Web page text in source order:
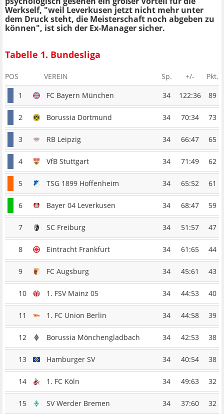
Werkself, "weil Leverkusen jetzt nicht mehr unter
dem Druck steht, die Meisterschaft noch abgeben zu
können", ist sich der Ex-Manager sicher.
Tabelle 1. Bundesliga
POS VEREIN Sp. +/-
Pkt.
1
FC Bayern München 34 122:36 89
2 Borussia Dortmund 34 70:34 73
3 RB Leipzig 34 66:47 65
4 VfB Stuttgart 34 71:49 62
5 TSG 1899 Hoffenheim 34 65:52 61
6 Bayer 04 Leverkusen 34 68:47 59
7 SC Freiburg 34 51:57 47
8 Eintracht Frankfurt 34 61:65 44
9 FC Augsburg 34 45:61 43
10 1. FSV Mainz 05 34 44:53 40
11 1. FC Union Berlin 34 44:58 39
12 Borussia Mönchengladbach 34 42:53 38
13 Hamburger SV 34 40:54 38
14 1. FC Köln 34 49:63 32
15 SV Werder Bremen 34 37:60 32